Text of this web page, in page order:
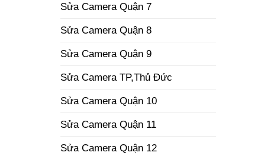
Sửa Camera Quận 7
Sửa Camera Quận 8
Sửa Camera Quận 9
Sửa Camera TP,Thủ Đức
Sửa Camera Quận 10
Sửa Camera Quận 11
Sửa Camera Quận 12